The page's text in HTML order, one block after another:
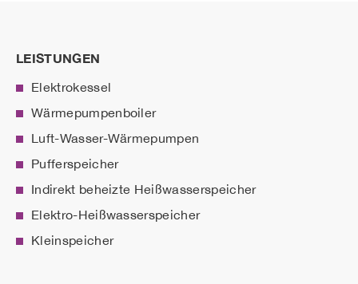
LEISTUNGEN
Elektrokessel
Wärmepumpenboiler
Luft-Wasser-Wärmepumpen
Pufferspeicher
Indirekt beheizte Heißwasserspeicher
Elektro-Heißwasserspeicher
Kleinspeicher